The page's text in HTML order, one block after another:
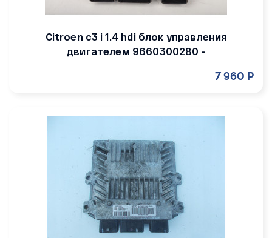
Citroen c3 i 1.4 hdi блок управления
двигателем 9660300280 -
7 960 Р